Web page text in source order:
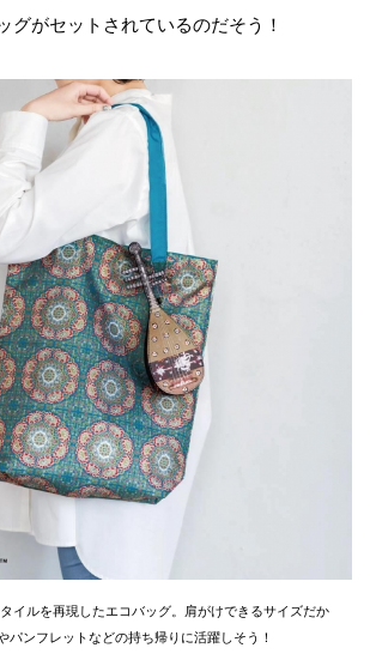
グがセットされているのだそう！
イルを再現したエコバッグ。肩がけできるサイズだか
パンフレットなどの持ち帰りに活躍しそう！